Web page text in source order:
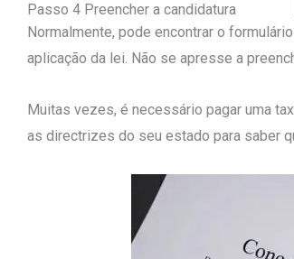
Passo 4 Preencher a candidatura
Normalmente, pode encontrar o
aplicação da lei. Não se apresse a
Muitas vezes, é necessário pagar uma
as directrizes do seu estado para saber